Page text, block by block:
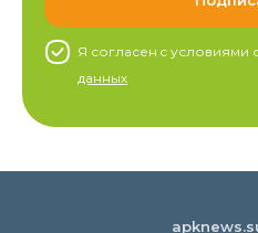
Я согласен c условиями
данных